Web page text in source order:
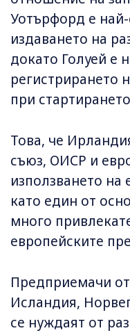
Уотърфорд е
издаването на
докато Голуей е
регистрирането
при
Това, че
съюз, ОИСР и
използването на
като един от
много
европейските
Предприемачи
Исландия,
се нуждаят от